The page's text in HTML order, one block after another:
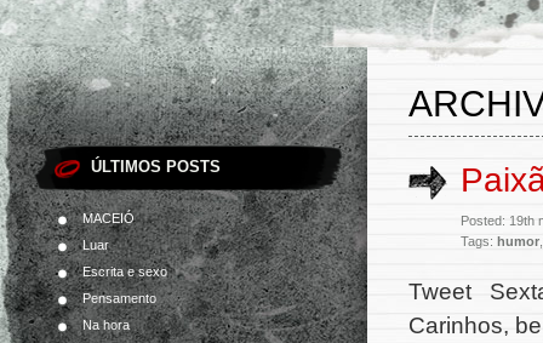
ÚLTIMOS POSTS
MACEIÓ
Luar
Escrita e sexo
Pensamento
Na hora
Posted: 19th
Tags: humor
Tweet
Carinhos,